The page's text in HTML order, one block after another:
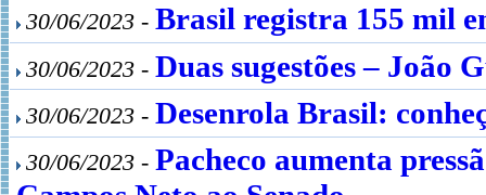
30/06/2023 - Brasil registra 155 mil
30/06/2023 - Duas sugestões – João
30/06/2023 - Desenrola Brasil:
30/06/2023 - Pacheco aumenta